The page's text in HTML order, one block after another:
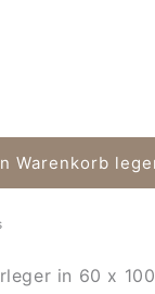
Warenkorb
in 60 x